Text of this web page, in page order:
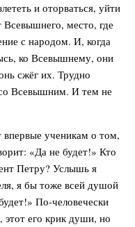
и оторваться, уйти
место, где
с народом. И, когда
ко Всевышнему, они
сжёг их. Трудно
Всевышним. И тем не
ученикам о том,
«Да не будет!» Кто
Петру? Услышь я
я бы тоже всей душой
По-человечески
этот его крик души, но